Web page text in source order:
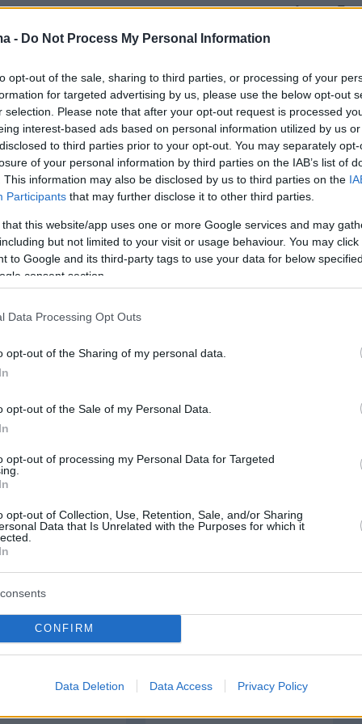
- Do Not Process My Personal Information
opt-out of the sale, sharing to third parties, or processing of your
for targeted advertising by us, please use the below opt-out
selection. Please note that after your opt-out request is processed
interest-based ads based on personal information utilized by us
to third parties prior to your opt-out. You may separately
of your personal information by third parties on the IAB’s list of
This information may also be disclosed by us to third parties on the
Participants that may further disclose it to other third parties.
that this website/app uses one or more Google services and may
but not limited to your visit or usage behaviour. You may
to Google and its third-party tags to use your data for below
consent section.
Data Processing Opt Outs
opt-out of the Sharing of my personal data.
opt-out of the Sale of my Personal Data.
opt-out of processing my Personal Data for Targeted
opt-out of Collection, Use, Retention, Sale, and/or Sharing
Data that Is Unrelated with the Purposes for which it
CONFIRM
Data Deletion Data Access Privacy Policy
που έχουμε, ο Economist έχει απόλυτο
αυξάνονται κατά δεκάδες κάθε μέρα στην
εκτός της μεγάλης ασιατικής χώρας.
καθυστερήσει η διαδικασία για την
δεν θα πάει χαμένη», σημειώνει ο
μία κραυγή αγωνίας για τον επικείμενο
και από την επιδημία που
Κίνα, να μετατραπεί σε πανδημία.
protothema.gr στο Google News
ΣΧΟΛΙΟΥ